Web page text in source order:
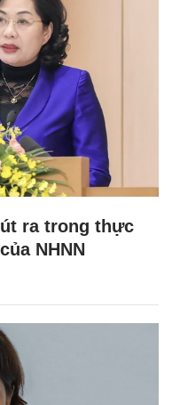
ra trong thực
NHNN